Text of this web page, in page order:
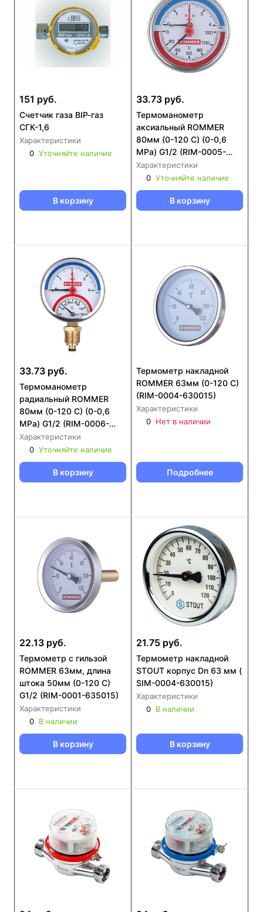
151 руб.
Счетчик газа ВIР-газ
СГК-1,6
Характеристики
0 Уточняйте наличие
В корзину
33.73 руб.
Термоманометр
аксиальный ROMMER
80мм (0-120 С) (0-0,6
MPa) G1/2 (RIM-0005-
800615)
Характеристики
0 Уточняйте наличие
В корзину
33.73 руб.
Термоманометр
радиальный ROMMER
80мм (0-120 С) (0-0,6
MPa) G1/2 (RIM-0006-
800615)
Характеристики
0 Уточняйте наличие
В корзину
Термометр накладной
ROMMER 63мм (0-120 С)
(RIM-0004-630015)
Характеристики
0 Нет в наличии
Подробнее
22.13 руб.
Термометр с гильзой
ROMMER 63мм, длина
штока 50мм (0-120 С)
G1/2 (RIM-0001-635015)
Характеристики
0 В наличии
В корзину
21.75 руб.
Термометр накладной
STOUT корпус Dn 63 мм (
SIM-0004-630015)
Характеристики
0 В наличии
В корзину